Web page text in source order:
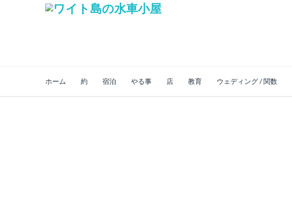
ホーム 約 宿泊 やる事 店 教育 ウェディング / 関数